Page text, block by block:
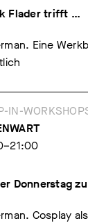
Flader trifft …
Eine
IN-
Donnerstag
Cosplay